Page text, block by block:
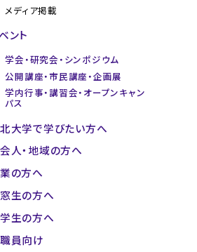
メディア掲載
ント
学会・研究会・シンポジウム
公開講座・市民講座・企画展
学内行事・講習会・オープンキャン
パス
大学で学びたい方へ
人・地域の方へ
の方へ
生の方へ
生の方へ
員向け